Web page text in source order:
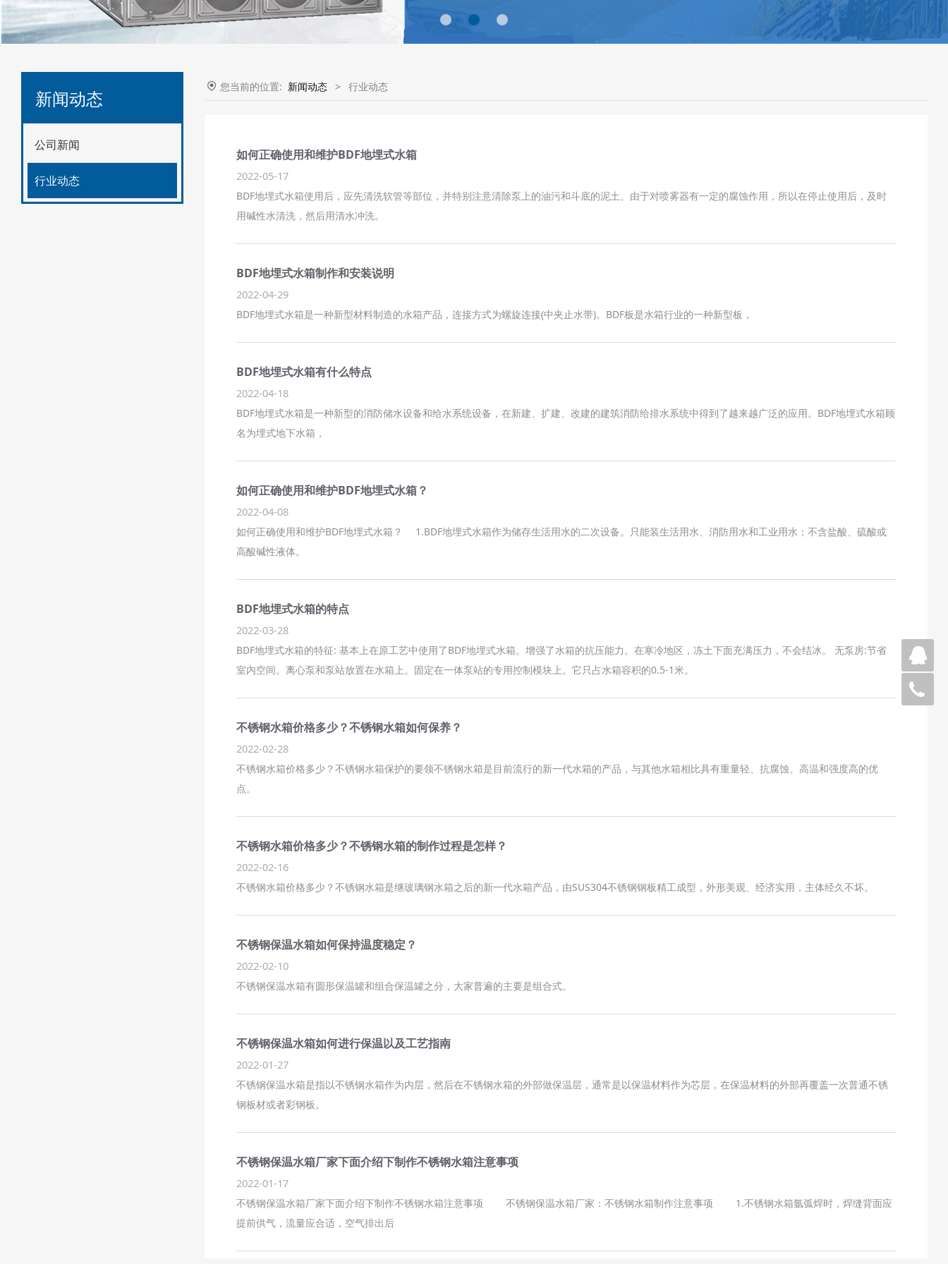
新闻动态
公司新闻
行业动态
您当前的位置: 新闻动态 > 行业动态
如何正确使用和维护BDF地埋式水箱
2022-05-17
BDF地埋式水箱使用后，应先清洗软管等部位，并特别注意清除泵上的油污和斗底的泥土。由于对喷雾器有一定的腐蚀作用，所以在停止使用后，及时
用碱性水清洗，然后用清水冲洗。
BDF地埋式水箱制作和安装说明
2022-04-29
BDF地埋式水箱是一种新型材料制造的水箱产品，连接方式为螺旋连接(中夹止水带)。BDF板是水箱行业的一种新型板，
BDF地埋式水箱有什么特点
2022-04-18
BDF地埋式水箱是一种新型的消防储水设备和给水系统设备，在新建、扩建、改建的建筑消防给排水系统中得到了越来越广泛的应用。BDF地埋式水箱顾
名为埋式地下水箱，
如何正确使用和维护BDF地埋式水箱？
2022-04-08
如何正确使用和维护BDF地埋式水箱？ 1.BDF地埋式水箱作为储存生活用水的二次设备。只能装生活用水、消防用水和工业用水；不含盐酸、硫酸或
高酸碱性液体。
BDF地埋式水箱的特点
2022-03-28
BDF地埋式水箱的特征: 基本上在原工艺中使用了BDF地埋式水箱。增强了水箱的抗压能力。在寒冷地区，冻土下面充满压力，不会结冰。 无泵房:节省
室内空间。离心泵和泵站放置在水箱上。固定在一体泵站的专用控制模块上。它只占水箱容积的0.5-1米。
不锈钢水箱价格多少？不锈钢水箱如何保养？
2022-02-28
不锈钢水箱价格多少？不锈钢水箱保护的要领不锈钢水箱是目前流行的新一代水箱的产品，与其他水箱相比具有重量轻、抗腐蚀、高温和强度高的优
点。
不锈钢水箱价格多少？不锈钢水箱的制作过程是怎样？
2022-02-16
不锈钢水箱价格多少？不锈钢水箱是继玻璃钢水箱之后的新一代水箱产品，由SUS304不锈钢钢板精工成型，外形美观、经济实用，主体经久不坏。
不锈钢保温水箱如何保持温度稳定？
2022-02-10
不锈钢保温水箱有圆形保温罐和组合保温罐之分，大家普遍的主要是组合式。
不锈钢保温水箱如何进行保温以及工艺指南
2022-01-27
不锈钢保温水箱是指以不锈钢水箱作为内层，然后在不锈钢水箱的外部做保温层，通常是以保温材料作为芯层，在保温材料的外部再覆盖一次普通不锈
钢板材或者彩钢板。
不锈钢保温水箱厂家下面介绍下制作不锈钢水箱注意事项
2022-01-17
不锈钢保温水箱厂家下面介绍下制作不锈钢水箱注意事项 不锈钢保温水箱厂家：不锈钢水箱制作注意事项 1.不锈钢水箱氩弧焊时，焊缝背面应
提前供气，流量应合适，空气排出后